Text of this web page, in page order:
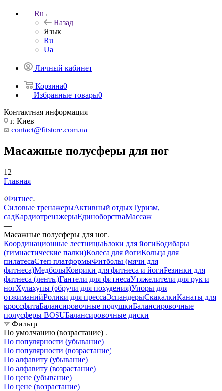
Ru
Назад
Язык
Ru
Ua
Личный кабинет
Корзина0
Избранные товары0
Контактная информация
г. Киев
contact@fitstore.com.ua
Масажные полусферы для ног
12
Главная
—
Фитнес
Силовые тренажерыАктивный отдыхТуризм,
садКардиотренажерыЕдиноборстваМассаж
—
Масажные полусферы для ног
Координационные лестницыБлоки для йогиБодибары
(гимнастические палки)Колеса для йогиКольца для
пилатесаСтеп платформыФитболы (мячи для
фитнеса)МедболыКоврики для фитнеса и йогиРезинки для
фитнеса (ленты)Гантели для фитнесаУтяжелители для рук и
ногХулахупы (обручи для похудения)Упоры для
отжиманийРолики для прессаЭспандерыСкакалкиКанаты для
кроссфитаБалансировочные подушкиБалансировочные
полусферы BOSUБалансировочные диски
Фильтр
По умолчанию (возрастание)
По популярности (убывание)
По популярности (возрастание)
По алфавиту (убывание)
По алфавиту (возрастание)
По цене (убывание)
По цене (возрастание)